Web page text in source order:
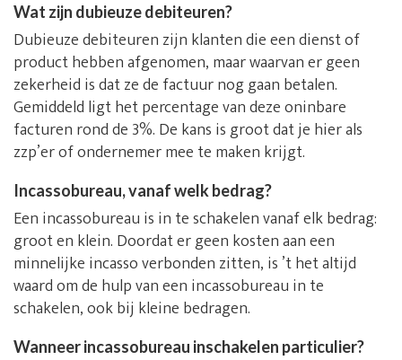
Wat zijn dubieuze debiteuren?
Dubieuze debiteuren zijn klanten die een dienst of
product hebben afgenomen, maar waarvan er geen
zekerheid is dat ze de factuur nog gaan betalen.
Gemiddeld ligt het percentage van deze oninbare
facturen rond de 3%. De kans is groot dat je hier als
zzp’er of ondernemer mee te maken krijgt.
Incassobureau, vanaf welk bedrag?
Een incassobureau is in te schakelen vanaf elk bedrag:
groot en klein. Doordat er geen kosten aan een
minnelijke incasso verbonden zitten, is ’t het altijd
waard om de hulp van een incassobureau in te
schakelen, ook bij kleine bedragen.
Wanneer incassobureau inschakelen particulier?